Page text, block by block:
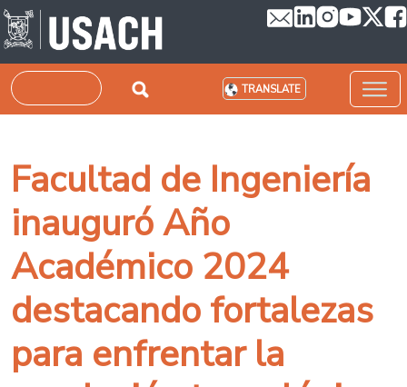
Skip to main content
Search TRANSLATE
Facultad de Ingeniería
inauguró Año
Académico 2024
destacando fortalezas
para enfrentar la